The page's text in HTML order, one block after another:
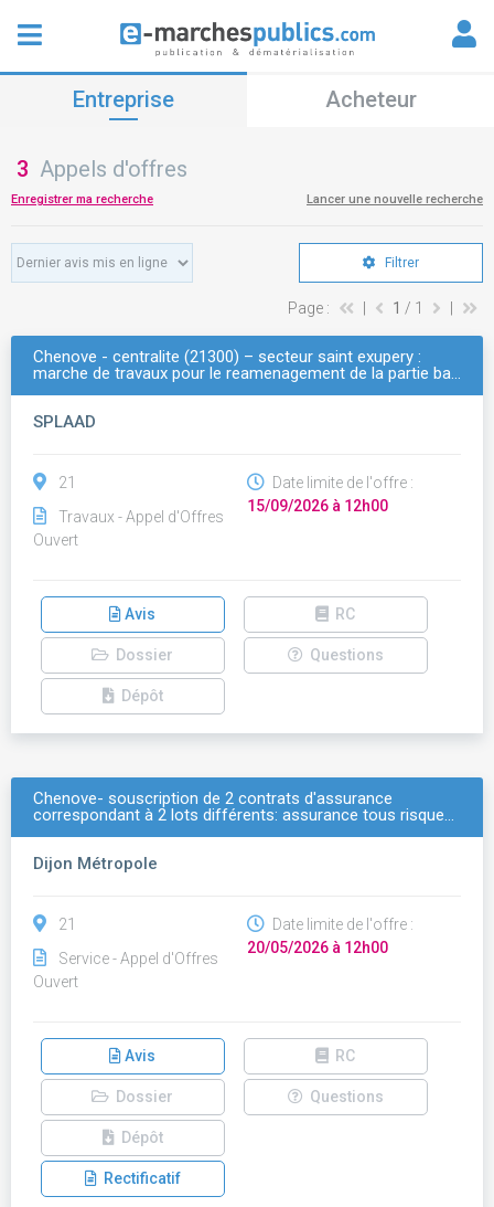
Entreprise Acheteur
3 Appels d'offres
Enregistrer ma recherche Lancer une nouvelle recherche
Filtrer
Page : 1 / 1
Chenove - centralite (21300) – secteur saint exupery :
marche de travaux pour le reamenagement de la partie ba…
SPLAAD
21
Travaux - Appel d'Offres
Ouvert
Date limite de l'offre :
15/09/2026 à 12h00
Avis RC
Dossier Questions
Dépôt
Chenove- souscription de 2 contrats d'assurance
correspondant à 2 lots différents: assurance tous risque…
Dijon Métropole
21
Service - Appel d'Offres
Ouvert
Date limite de l'offre :
20/05/2026 à 12h00
Avis RC
Dossier Questions
Dépôt
Rectificatif